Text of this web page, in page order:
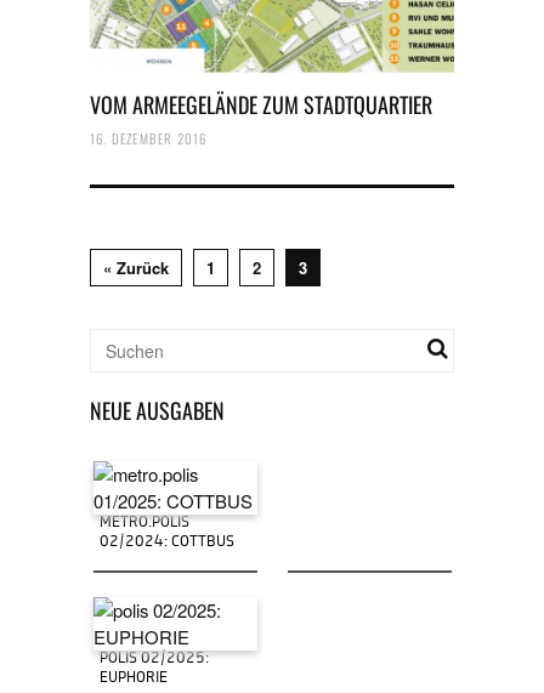
VOM ARMEEGELÄNDE ZUM STADTQUARTIER
16. DEZEMBER 2016
« Zurück 1 2 3
NEUE AUSGABEN
METRO.POLIS
02/2024: COTTBUS
POLIS 02/2025:
EUPHORIE